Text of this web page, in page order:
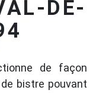
DE-
de façon
bistre pouvant